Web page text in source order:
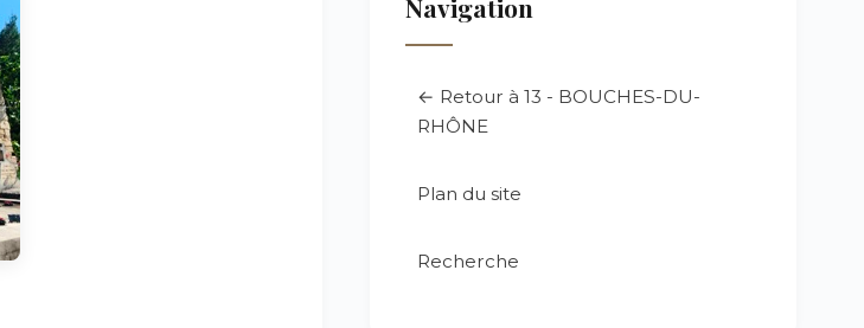
Navigation
← Retour à 13 - BOUCHES-DU-
RHÔNE
Plan du site
Recherche